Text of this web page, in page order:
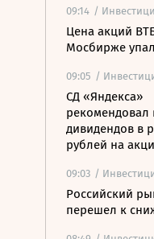
09:14 /
Цена акций
Мосбирже
09:05 /
СД «Яндекса»
рекомендовал
дивидендов в
рублей на
09:03 /
Российский
перешел к